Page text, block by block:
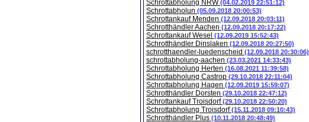
Schrottabholung NRW(04.02.2019 22:51:12)
Schrottabholun (05.09.2018 20:00:53)
Schrottankauf Menden (12.09.2018 20:03:11)
Schrotthändler Aachen (12.09.2018 20:17:22)
Schrottankauf Wesel (12.09.2019 15:52:43)
Schrotthändler Dinslaken (12.09.2018 20:27:50)
schrotthaendler-luedenscheid (12.09.2018 20:30:06)
schrottabholung-aachen (23.03.2021 14:33:43)
Schrottabholung Herten (16.08.2021 11:39:58)
Schrottabholung Castrop (29.10.2018 22:11:04)
Schrottabholung Hagen (12.09.2019 15:59:07)
Schrotthändler Dorsten (29.10.2018 22:47:12)
Schrottankauf Troisdorf(29.10.2018 22:50:20)
Schrottabholung Troisdorf(15.11.2018 09:10:43)
Schrotthändler Plus (10.11.2018 20:48:49)